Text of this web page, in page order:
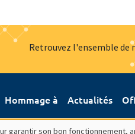
Retrouvez l'ensemble de
Hommage à Actualités
garantir son bon fonctionnement,